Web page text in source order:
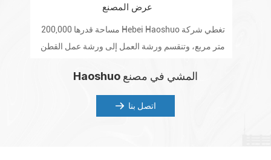
عرض المصنع
تغطي شركة Hebei Haoshuo مساحة قدرها 200,000
متر مربع، وتنقسم ورشة العمل إلى ورشة عمل القطن
والمستودع.المشي في مصنع Haoshuo
اتصل بنا